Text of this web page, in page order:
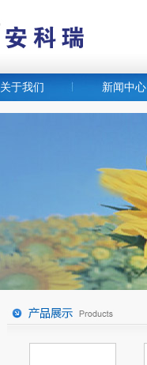
关于我们 新闻中心